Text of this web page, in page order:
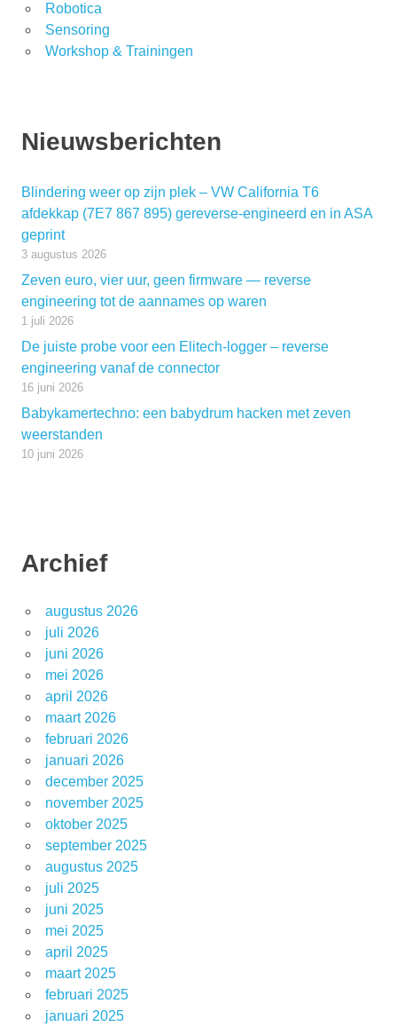
Robotica
Sensoring
Workshop & Trainingen
Nieuwsberichten
Blindering weer op zijn plek – VW California T6
afdekkap (7E7 867 895) gereverse-engineerd en in ASA
geprint
3 augustus 2026
Zeven euro, vier uur, geen firmware — reverse
engineering tot de aannames op waren
1 juli 2026
De juiste probe voor een Elitech-logger – reverse
engineering vanaf de connector
16 juni 2026
Babykamertechno: een babydrum hacken met zeven
weerstanden
10 juni 2026
Archief
augustus 2026
juli 2026
juni 2026
mei 2026
april 2026
maart 2026
februari 2026
januari 2026
december 2025
november 2025
oktober 2025
september 2025
augustus 2025
juli 2025
juni 2025
mei 2025
april 2025
maart 2025
februari 2025
januari 2025